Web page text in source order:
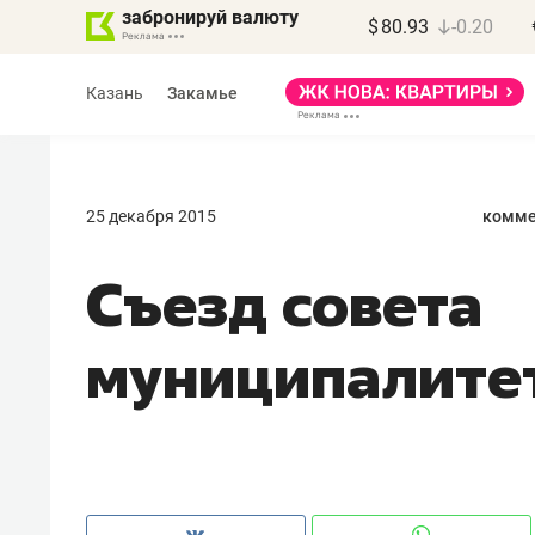
забронируй валюту $ 80.93 -0.20
Казань Закамье
25 декабря 2015
Съезд совета
Марат Арсланов
«КирпичХолдинг»
«Главная задача
Башкортостана входит в Татарстан